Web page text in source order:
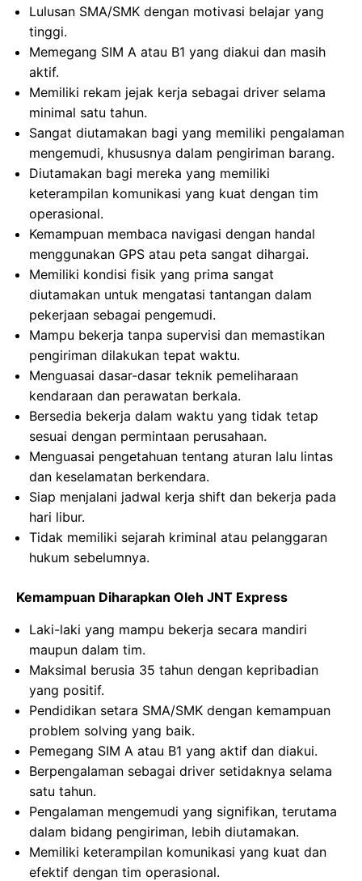
Lulusan SMA/SMK dengan motivasi belajar yang
tinggi.
Memegang SIM A atau B1 yang diakui dan masih
aktif.
Memiliki rekam jejak kerja sebagai driver selama
minimal satu tahun.
Sangat diutamakan bagi yang memiliki pengalaman
mengemudi, khususnya dalam pengiriman barang.
Diutamakan bagi mereka yang memiliki
keterampilan komunikasi yang kuat dengan tim
operasional.
Kemampuan membaca navigasi dengan handal
menggunakan GPS atau peta sangat dihargai.
Memiliki kondisi fisik yang prima sangat
diutamakan untuk mengatasi tantangan dalam
pekerjaan sebagai pengemudi.
Mampu bekerja tanpa supervisi dan memastikan
pengiriman dilakukan tepat waktu.
Menguasai dasar-dasar teknik pemeliharaan
kendaraan dan perawatan berkala.
Bersedia bekerja dalam waktu yang tidak tetap
sesuai dengan permintaan perusahaan.
Menguasai pengetahuan tentang aturan lalu lintas
dan keselamatan berkendara.
Siap menjalani jadwal kerja shift dan bekerja pada
hari libur.
Tidak memiliki sejarah kriminal atau pelanggaran
hukum sebelumnya.
Kemampuan Diharapkan Oleh JNT Express
Laki-laki yang mampu bekerja secara mandiri
maupun dalam tim.
Maksimal berusia 35 tahun dengan kepribadian
yang positif.
Pendidikan setara SMA/SMK dengan kemampuan
problem solving yang baik.
Pemegang SIM A atau B1 yang aktif dan diakui.
Berpengalaman sebagai driver setidaknya selama
satu tahun.
Pengalaman mengemudi yang signifikan, terutama
dalam bidang pengiriman, lebih diutamakan.
Memiliki keterampilan komunikasi yang kuat dan
efektif dengan tim operasional.